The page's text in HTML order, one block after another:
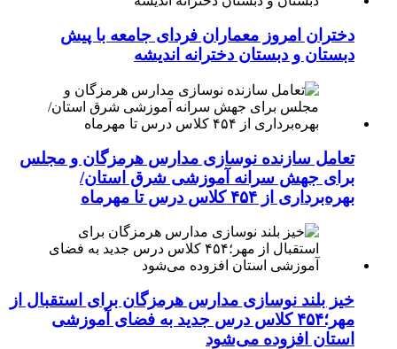
دختران امروز معماران فردای جامعه با پیش
دبستان و دبستان دخترانه اندیشه
تعامل سازنده نوسازی مدارس هرمزگان و مجلس
برای جهش سرانه آموزشی شرق استان/
بهره‌برداری از ۴۵۴ کلاس درس تا مهرماه
خیز بلند نوسازی مدارس هرمزگان برای استقبال از
مهر؛۴۵۴ کلاس درس جدید به فضای آموزشی
استان افزوده می‌شود